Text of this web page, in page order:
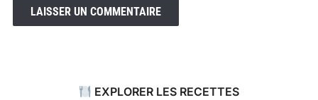
EXPLORER LES RECETTES